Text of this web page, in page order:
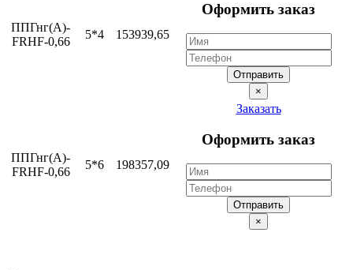
ППГнг(А)-
FRHF-0,66
5*4 153939,65
Оформить заказ
Отправить
×
ППГнг(А)-
FRHF-0,66
5*6 198357,09
Заказать
Оформить заказ
Отправить
×